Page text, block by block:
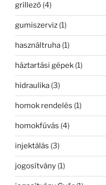
grillező (4)
gumiszerviz (1)
használtruha (1)
háztartási gépek (1)
hidraulika (3)
homok rendelés (1)
homokfúvás (4)
injektálás (3)
jogosítvány (1)